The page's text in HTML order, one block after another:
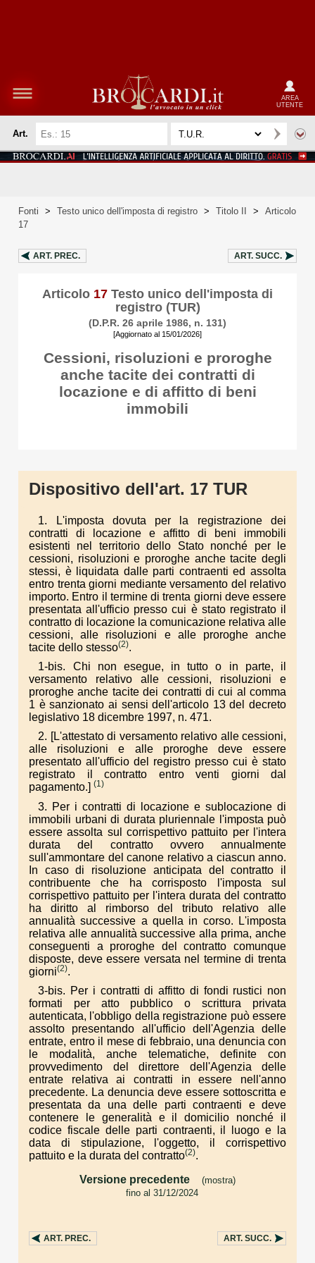
AREA
UTENTE
Art.
Fonti > Testo unico dell'imposta di registro > Titolo II >
Articolo
17
ART. PREC. ART. SUCC.
Articolo 17 Testo unico dell'imposta di
registro (TUR)
(D.P.R. 26 aprile 1986, n. 131)
[Aggiornato al 15/01/2026]
Cessioni, risoluzioni e proroghe
anche tacite dei contratti di
locazione e di affitto di beni
immobili
Dispositivo dell'art. 17 TUR
1. L'imposta dovuta per la registrazione dei
contratti di locazione e affitto di beni immobili
esistenti nel territorio dello Stato nonché per le
cessioni, risoluzioni e proroghe anche tacite degli
stessi, è liquidata dalle parti contraenti ed assolta
entro trenta giorni mediante versamento del relativo
importo. Entro il termine di trenta giorni deve essere
presentata all'ufficio presso cui è stato registrato il
contratto di locazione la comunicazione relativa alle
cessioni, alle risoluzioni e alle proroghe anche
tacite dello stesso(2).
1-bis. Chi non esegue, in tutto o in parte, il
versamento relativo alle cessioni, risoluzioni e
proroghe anche tacite dei contratti di cui al comma
1 è sanzionato ai sensi dell'articolo 13 del decreto
legislativo 18 dicembre 1997, n. 471.
2. [L'attestato di versamento relativo alle cessioni,
alle risoluzioni e alle proroghe deve essere
presentato all'ufficio del registro presso cui è stato
registrato il contratto entro venti giorni dal
pagamento.] (1)
3. Per i contratti di locazione e sublocazione di
immobili urbani di durata pluriennale l'imposta può
essere assolta sul corrispettivo pattuito per l'intera
durata del contratto ovvero annualmente
sull'ammontare del canone relativo a ciascun anno.
In caso di risoluzione anticipata del contratto il
contribuente che ha corrisposto l'imposta sul
corrispettivo pattuito per l'intera durata del contratto
ha diritto al rimborso del tributo relativo alle
annualità successive a quella in corso. L'imposta
relativa alle annualità successive alla prima, anche
conseguenti a proroghe del contratto comunque
disposte, deve essere versata nel termine di trenta
giorni(2).
3-bis. Per i contratti di affitto di fondi rustici non
formati per atto pubblico o scrittura privata
autenticata, l'obbligo della registrazione può essere
assolto presentando all'ufficio dell'Agenzia delle
entrate, entro il mese di febbraio, una denuncia con
le modalità, anche telematiche, definite con
provvedimento del direttore dell'Agenzia delle
entrate relativa ai contratti in essere nell'anno
precedente. La denuncia deve essere sottoscritta e
presentata da una delle parti contraenti e deve
contenere le generalità e il domicilio nonché il
codice fiscale delle parti contraenti, il luogo e la
data di stipulazione, l'oggetto, il corrispettivo
pattuito e la durata del contratto(2).
Versione precedente
(mostra)
fino al 31/12/2024
ART. PREC. ART. SUCC.